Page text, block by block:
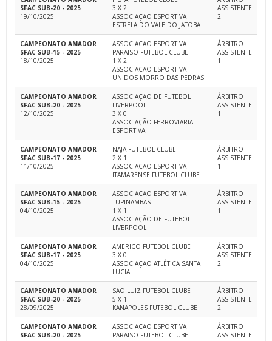
SFAC SUB-20 - 2025
19/10/2025
3 X 2
ASSOCIAÇÃO ESPORTIVA
ESTRELA DO VALE DO JATOBA
ASSISTENTE
2
CAMPEONATO AMADOR
SFAC SUB-15 - 2025
18/10/2025
ASSOCIACAO ESPORTIVA
PARAISO FUTEBOL CLUBE
1 X 2
ASSOCIACAO ESPORTIVA
UNIDOS MORRO DAS PEDRAS
ÁRBITRO
ASSISTENTE
1
CAMPEONATO AMADOR
SFAC SUB-20 - 2025
12/10/2025
ASSOCIAÇÃO DE FUTEBOL
LIVERPOOL
3 X 0
ASSOCIAÇÃO FERROVIARIA
ESPORTIVA
ÁRBITRO
ASSISTENTE
1
CAMPEONATO AMADOR
SFAC SUB-17 - 2025
11/10/2025
NAJA FUTEBOL CLUBE
2 X 1
ASSOCIAÇÃO ESPORTIVA
ITAMARENSE FUTEBOL CLUBE
ÁRBITRO
ASSISTENTE
1
CAMPEONATO AMADOR
SFAC SUB-15 - 2025
04/10/2025
ASSOCIACAO ESPORTIVA
TUPINAMBAS
1 X 1
ASSOCIAÇÃO DE FUTEBOL
LIVERPOOL
ÁRBITRO
ASSISTENTE
1
CAMPEONATO AMADOR
SFAC SUB-17 - 2025
04/10/2025
AMERICO FUTEBOL CLUBE
3 X 0
ASSOCIAÇÃO ATLÉTICA SANTA
LUCIA
ÁRBITRO
ASSISTENTE
2
CAMPEONATO AMADOR
SFAC SUB-20 - 2025
28/09/2025
SAO LUIZ FUTEBOL CLUBE
5 X 1
KANAPOLES FUTEBOL CLUBE
ÁRBITRO
ASSISTENTE
2
CAMPEONATO AMADOR
SFAC SUB-20 - 2025
ASSOCIACAO ESPORTIVA
PARAISO FUTEBOL CLUBE
ÁRBITRO
ASSISTENTE